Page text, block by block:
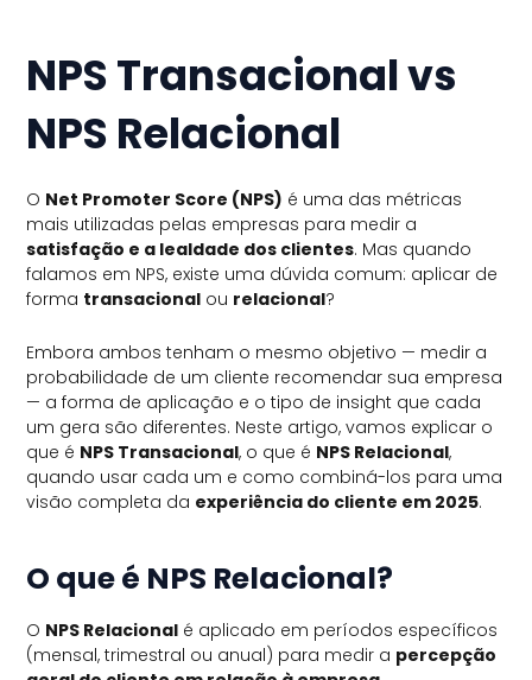
NPS Transacional vs
NPS Relacional
O Net Promoter Score (NPS) é uma das métricas
mais utilizadas pelas empresas para medir a
satisfação e a lealdade dos clientes. Mas quando
falamos em NPS, existe uma dúvida comum: aplicar de
forma transacional ou relacional?
Embora ambos tenham o mesmo objetivo — medir a
probabilidade de um cliente recomendar sua empresa
— a forma de aplicação e o tipo de insight que cada
um gera são diferentes. Neste artigo, vamos explicar o
que é NPS Transacional, o que é NPS Relacional,
quando usar cada um e como combiná-los para uma
visão completa da experiência do cliente em 2025.
O que é NPS Relacional?
O NPS Relacional é aplicado em períodos específicos
(mensal, trimestral ou anual) para medir a percepção